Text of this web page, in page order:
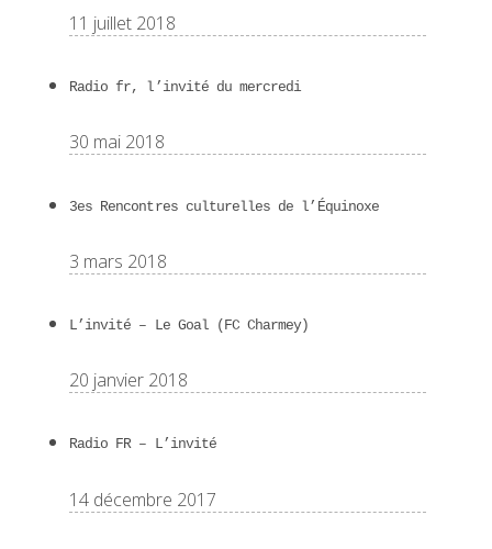
11 juillet 2018
Radio fr, l’invité du mercredi
30 mai 2018
3es Rencontres culturelles de l’Équinoxe
3 mars 2018
L’invité – Le Goal (FC Charmey)
20 janvier 2018
Radio FR – L’invité
14 décembre 2017